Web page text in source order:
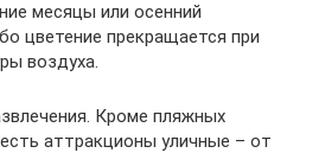
месяцы или осенний
цветение прекращается при
воздуха.
Кроме пляжных
аттракционы уличные – от